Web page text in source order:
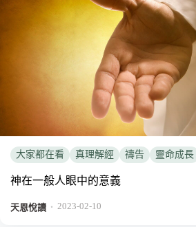
大家都在看 真理解經 禱告 靈命成長
神在一般人眼中的意義
天恩悅讀 ． 2023-02-10